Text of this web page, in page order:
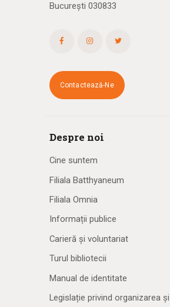
București 030833
Contactează-Ne
Despre noi
Cine suntem
Filiala Batthyaneum
Filiala Omnia
Informații publice
Carieră și voluntariat
Turul bibliotecii
Manual de identitate
Legislație privind organizarea și